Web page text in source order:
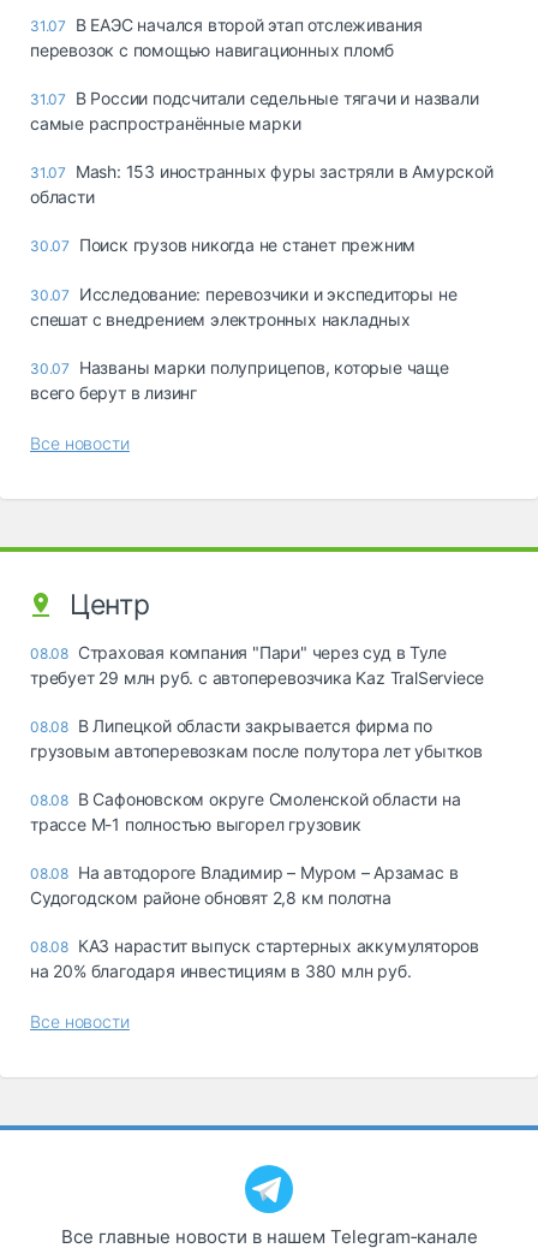
31.07
В ЕАЭС начался второй этап отслеживания
перевозок с помощью навигационных пломб
31.07
В России подсчитали седельные тягачи и назвали
самые распространённые марки
31.07
Mash: 153 иностранных фуры застряли в Амурской
области
30.07 Поиск грузов никогда не станет прежним
30.07
Исследование: перевозчики и экспедиторы не
спешат с внедрением электронных накладных
30.07
Названы марки полуприцепов, которые чаще
всего берут в лизинг
Все новости
Центр
08.08 Страховая компания "Пари" через суд в Туле
требует 29 млн руб. с автоперевозчика Kaz TralServiece
08.08 В Липецкой области закрывается фирма по
грузовым автоперевозкам после полутора лет убытков
08.08 В Сафоновском округе Смоленской области на
трассе М-1 полностью выгорел грузовик
08.08 На автодороге Владимир – Муром – Арзамас в
Судогодском районе обновят 2,8 км полотна
08.08 КАЗ нарастит выпуск стартерных аккумуляторов
на 20% благодаря инвестициям в 380 млн руб.
Все новости
Все главные новости в нашем Telegram‑канале